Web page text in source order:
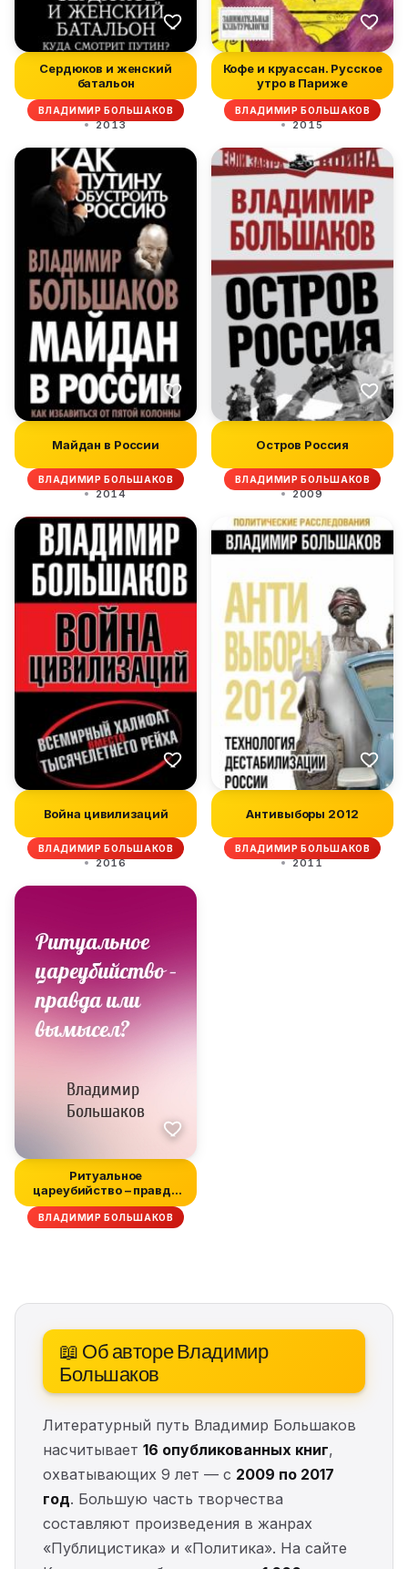
Сердюков и женский
батальон
ВЛАДИМИР БОЛЬШАКОВ
2013
Кофе и круассан. Русское
утро в Париже
ВЛАДИМИР БОЛЬШАКОВ
2015
Майдан в России
ВЛАДИМИР БОЛЬШАКОВ
2014
Остров Россия
ВЛАДИМИР БОЛЬШАКОВ
2009
Война цивилизаций
ВЛАДИМИР БОЛЬШАКОВ
2016
Антивыборы 2012
ВЛАДИМИР БОЛЬШАКОВ
2011
Ритуальное
цареубийство – правда
или вымысел?
ВЛАДИМИР БОЛЬШАКОВ
📖 Об авторе Владимир
Большаков
Литературный путь Владимир Большаков
насчитывает 16 опубликованных книг,
охватывающих 9 лет — с 2009 по 2017
год. Большую часть творчества
составляют произведения в жанрах
«Публицистика» и «Политика». На сайте